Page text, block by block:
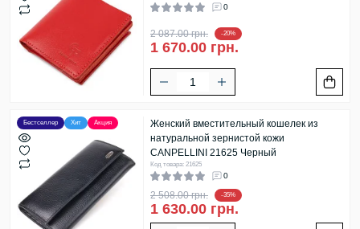
0
2 087.00 грн. -20%
1 670.00 грн.
Бестселлер Хит Акция
Женский вместительный кошелек из
натуральной зернистой кожи
CANPELLINI 21625 Черный
Код товара: 21625
0
2 508.00 грн. -35%
1 630.00 грн.